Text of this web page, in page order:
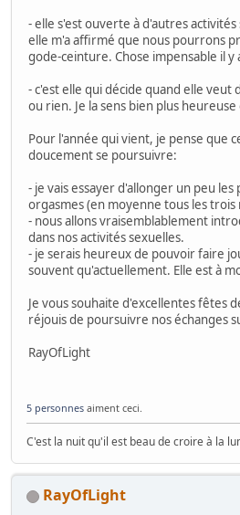
- elle s'est ouverte à d'autres
elle m'a affirmé que nous pourrons
gode-ceinture. Chose impensable il y
- c'est elle qui décide quand elle veut
ou rien. Je la sens bien plus
Pour l'année qui vient, je pense que
doucement se poursuivre:
- je vais essayer d'allonger un peu
orgasmes (en moyenne tous les trois
- nous allons vraisemblablement
dans nos activités sexuelles.
- je serais heureux de pouvoir faire
souvent qu'actuellement. Elle est à
Je vous souhaite d'excellentes fêtes
réjouis de poursuivre nos échanges
RayOfLight
5 personnes aiment ceci.
C'est la nuit qu'il est beau de croire à la
RayOfLight